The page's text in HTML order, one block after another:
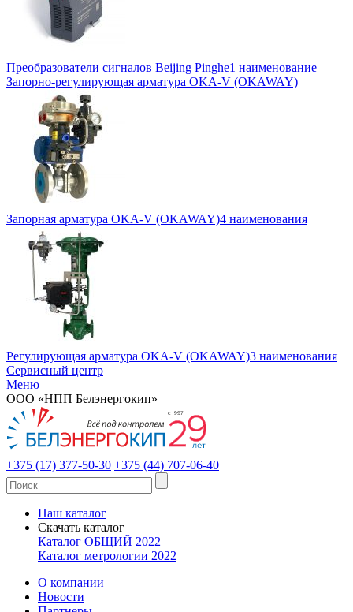
Преобразователи сигналов Beijing Pinghe1 наименование
Запорно-регулирующая арматура OKA-V (OKAWAY)
Запорная арматура OKA-V (OKAWAY)4 наименования
Регулирующая арматура OKA-V (OKAWAY)3 наименования
Сервисный центр
Меню
ООО «НПП Белэнергокип»
+375 (17) 377-50-30 +375 (44) 707-06-40
Наш каталог
Скачать каталог
Каталог ОБЩИЙ 2022
Каталог метрологии 2022
О компании
Новости